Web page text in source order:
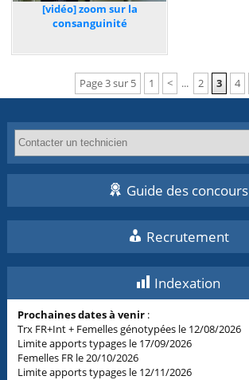
[vidéo] zoom sur la
consanguinité
Page 3 sur 5 1 < ... 2 3 4
Guide des concours
Recrutement
Indexation
Prochaines dates à venir :
Trx FR+Int + Femelles génotypées le 12/08/2026
Limite apports typages le 17/09/2026
Femelles FR le 20/10/2026
Limite apports typages le 12/11/2026